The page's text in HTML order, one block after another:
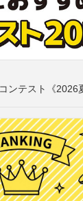
ンテスト《2026